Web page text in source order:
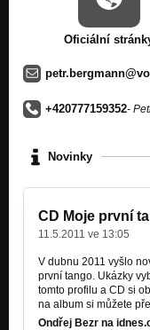
15-Filmova_hvezda
Nezařazeno
Oficiální
+420777159352-
Novinky
CD Moje první
11.5.2011 ve 13:05
V dubnu 2011 vyšlo
první tango. Ukázky
tomto profilu a CD si
na album si můžete
Ondřej Bezr na